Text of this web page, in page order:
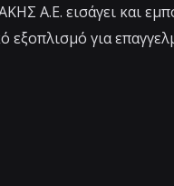
Α.Ε. εισάγει και
εξοπλισμό για